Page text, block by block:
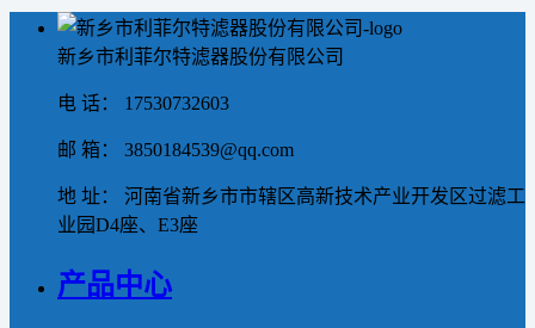
新乡市利菲尔特滤器股份有限公司
电 话： 17530732603
邮 箱： 3850184539@qq.com
地 址： 河南省新乡市市辖区高新技术产业开发区过滤工
业园D4座、E3座
产品中心